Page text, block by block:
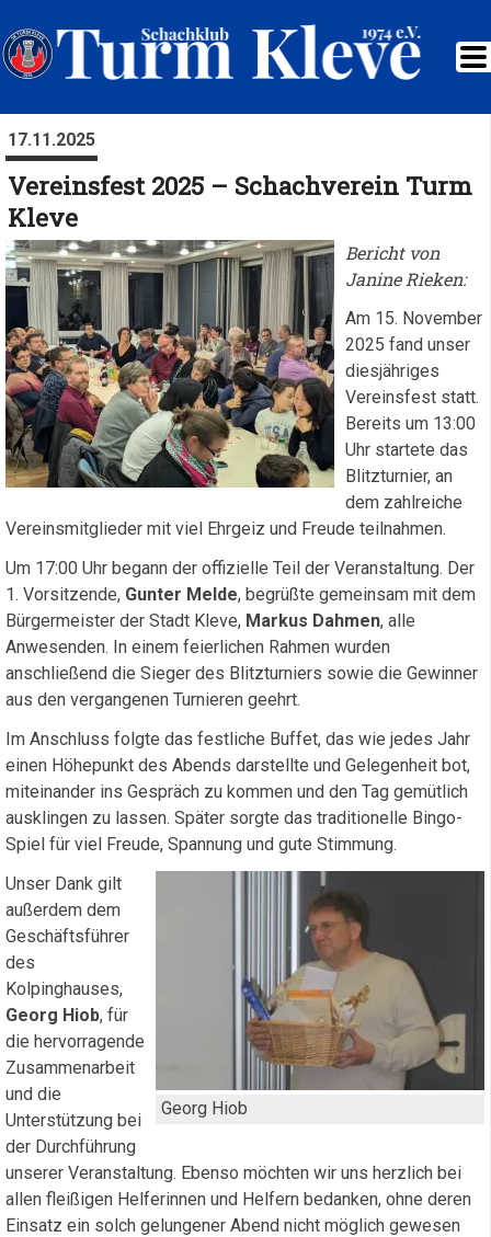
17.11.2025
Vereinsfest 2025 – Schachverein Turm
Kleve
Bericht von
Janine Rieken:
Am 15. November
2025 fand unser
diesjähriges
Vereinsfest statt.
Bereits um 13:00
Uhr startete das
Blitzturnier, an
dem zahlreiche
Vereinsmitglieder mit viel Ehrgeiz und Freude teilnahmen.
Um 17:00 Uhr begann der offizielle Teil der Veranstaltung. Der
1. Vorsitzende, Gunter Melde, begrüßte gemeinsam mit dem
Bürgermeister der Stadt Kleve, Markus Dahmen, alle
Anwesenden. In einem feierlichen Rahmen wurden
anschließend die Sieger des Blitzturniers sowie die Gewinner
aus den vergangenen Turnieren geehrt.
Im Anschluss folgte das festliche Buffet, das wie jedes Jahr
einen Höhepunkt des Abends darstellte und Gelegenheit bot,
miteinander ins Gespräch zu kommen und den Tag gemütlich
ausklingen zu lassen. Später sorgte das traditionelle Bingo-
Spiel für viel Freude, Spannung und gute Stimmung.
Georg Hiob
Unser Dank gilt
außerdem dem
Geschäftsführer
des
Kolpinghauses,
Georg Hiob, für
die hervorragende
Zusammenarbeit
und die
Unterstützung bei
der Durchführung
unserer Veranstaltung. Ebenso möchten wir uns herzlich bei
allen fleißigen Helferinnen und Helfern bedanken, ohne deren
Einsatz ein solch gelungener Abend nicht möglich gewesen